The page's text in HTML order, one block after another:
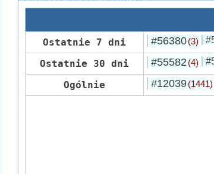
Ostatnie 7 dni
#56380 (3)
Ostatnie 30 dni #55582 (4)
Ogólnie #12039 (1441)